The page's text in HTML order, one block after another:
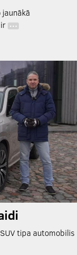
…
tipa automobilis